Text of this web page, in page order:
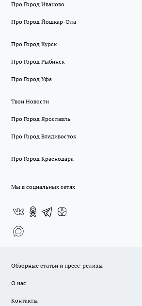
Про Город Иваново
Про Город Йошкар-Ола
Про Город Курск
Про Город Рыбинск
Про Город Уфа
Твои Новости
Про Город Ярославль
Про Город Владивосток
Про Город Краснодара
Мы в социальных сетях
Обзорные статьи и пресс-релизы
О нас
Контакты